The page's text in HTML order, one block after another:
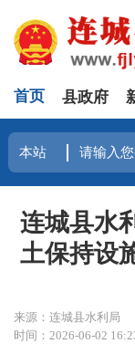
首页 县政府
连城县水
土保持设
来源：连城县水利局
时间：2026-06-02